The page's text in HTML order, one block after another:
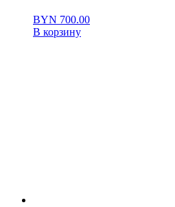
BYN 700.00
В корзину